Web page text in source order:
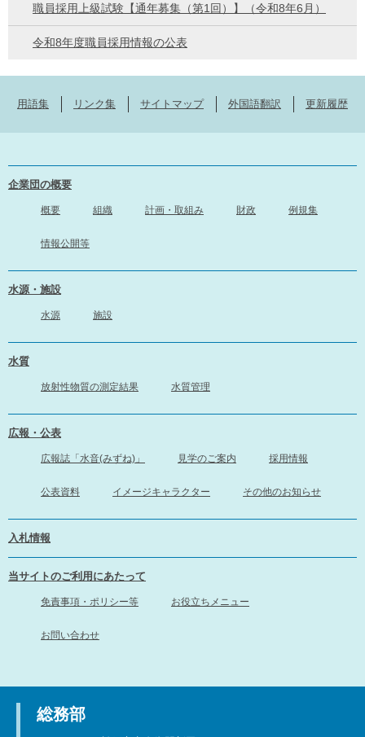
職員採用上級試験【通年募集（第1回）】（令和8年6月）
令和8年度職員採用情報の公表
用語集 リンク集 サイトマップ 外国語翻訳 更新履歴
企業団の概要
概要 組織 計画・取組み 財政 例規集
情報公開等
水源・施設
水源 施設
水質
放射性物質の測定結果 水質管理
広報・公表
広報誌「水音(みずね)」 見学のご案内 採用情報
公表資料 イメージキャラクター その他のお知らせ
入札情報
当サイトのご利用にあたって
免責事項・ポリシー等 お役立ちメニュー
お問い合わせ
総務部